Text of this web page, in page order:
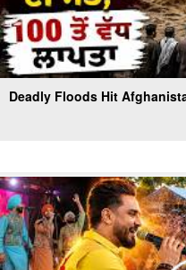
Deadly Floods Hit